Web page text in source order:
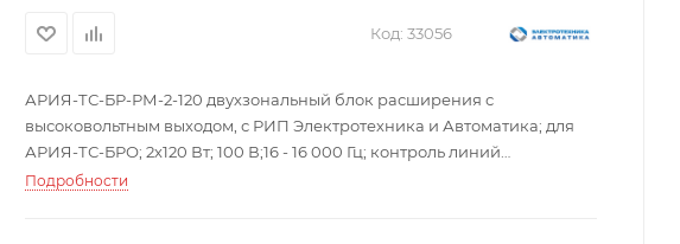
Код: 33056
АРИЯ-ТС-БР-РМ-2-120 двухзональный блок расширения с
высоковольтным выходом, с РИП Электротехника и Автоматика; для
АРИЯ-ТС-БРО; 2х120 Вт; 100 В;16 - 16 000 Гц; контроль линий
оповещения и питания; встроенный РИП 24 В; -10…+55 °С; 430х45х270
Подробности